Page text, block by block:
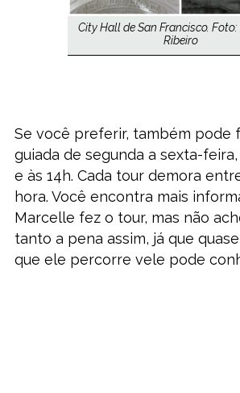
City Hall de San Francisco.
Ribeiro
Se você preferir, também pode
guiada de segunda a sexta-feira,
e às 14h. Cada tour demora
hora. Você encontra mais
Marcelle fez o tour, mas não
tanto a pena assim, já que
que ele percorre vele pode